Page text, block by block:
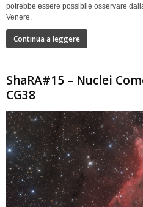
potrebbe essere possibile osservare
Venere.
Continua a leggere
ShaRA#15 – Nuclei
CG38